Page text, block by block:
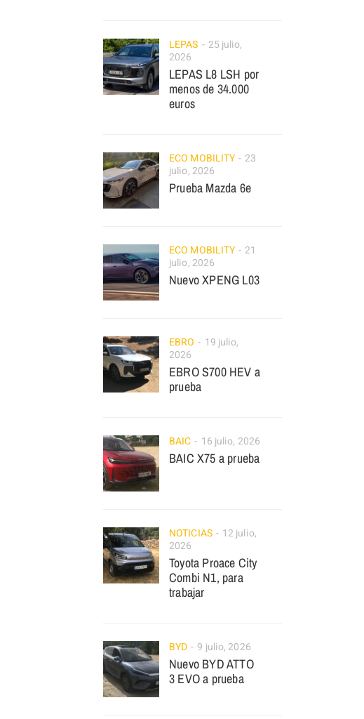
LEPAS
25 julio,
2026
LEPAS L8 LSH por
menos de 34.000
euros
ECO MOBILITY
23
julio, 2026
Prueba Mazda 6e
ECO MOBILITY
21
julio, 2026
Nuevo XPENG L03
EBRO
19 julio,
2026
EBRO S700 HEV a
prueba
BAIC 16 julio, 2026
BAIC X75 a prueba
NOTICIAS
12 julio,
2026
Toyota Proace City
Combi N1, para
trabajar
BYD 9 julio, 2026
Nuevo BYD ATTO
3 EVO a prueba